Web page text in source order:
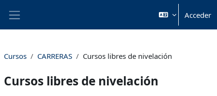
Acceder
Cursos CARRERAS Cursos libres de nivelación
Cursos libres de nivelación